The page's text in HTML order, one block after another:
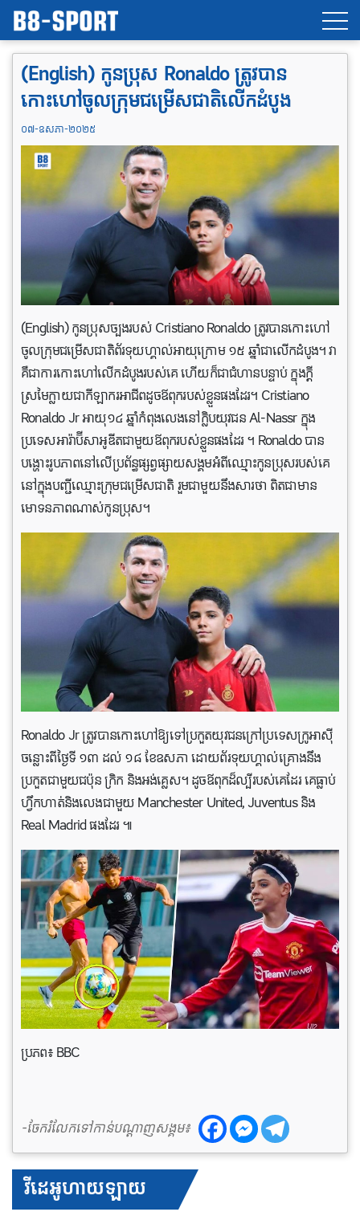
(English) កូនប្រុស​ Ronaldo ត្រូវបាន
កោះហៅ​ចូលក្រុមជម្រើសជាតិលើកដំបូង
០៧-ឧសភា-២០២៥
(English) កូនប្រុសច្បងរបស់ Cristiano Ronaldo ត្រូវបានកោះហៅ
ចូលក្រុមជម្រើសជាតិព័រទុយហ្គាល់អាយុក្រោម ១៥ ឆ្នាំជាលើកដំបូង។ វា
គឺជាការកោះហៅលើកដំបូងរបស់គេ ហើយក៏ជាជំហានបន្ទាប់ ក្នុងក្តី
ស្រមៃក្លាយជាកីឡាករអាជីពដូចឪពុករបស់ខ្លួនផងដែរ។ Cristiano
Ronaldo Jr អាយុ១៤ ឆ្នាំកំពុងលេងនៅក្លិបយុវជន Al-Nassr ក្នុង
ប្រទេសអារ៉ាប៊ីសាអូឌីតជាមួយឪពុករបស់ខ្លួនផងដែរ ។ Ronaldo បាន
បង្ហោះរូបភាពនៅលើប្រព័ន្ធផ្សព្វផ្សាយសង្គមអំពីឈ្មោះកូនប្រុសរបស់គេ
នៅក្នុងបញ្ជីឈ្មោះក្រុមជម្រើសជាតិ រួមជាមួយនឹងសារថា ពិតជាមាន
មោទនភាពណាស់កូនប្រុស។
Ronaldo Jr ត្រូវ​បាន​កោះហៅ​ឱ្យទៅ​ប្រកួត​យុវជន​ក្រៅ​ប្រទេស​ក្រូអាស៊ី
ចន្លោះ​ពី​ថ្ងៃ​ទី ១៣ ដល់ ១៨ ខែ​ឧសភា ដោយ​ព័រទុយហ្គាល់​គ្រោង​នឹង​
ប្រកួត​ជាមួយ​ជប៉ុន ក្រិក និង​អង់គ្លេស។ ដូចឪពុកដ៏ល្បីរបស់គេដែរ គេធ្លាប់
ហ្វឹកហាត់និងលេងជាមួយ Manchester United, Juventus និង
Real Madrid ផងដែរ ៕
ប្រភព៖ BBC
-ចែករំលែកទៅកាន់បណ្តាញសង្គម៖
វីដេអូហាយឡាយ